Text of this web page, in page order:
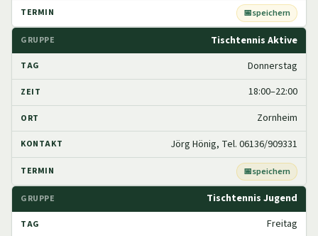
speichern
Tischtennis Aktive
Donnerstag
18:00–22:00
Zornheim
Jörg Hönig, Tel. 06136/909331
speichern
Tischtennis Jugend
Freitag